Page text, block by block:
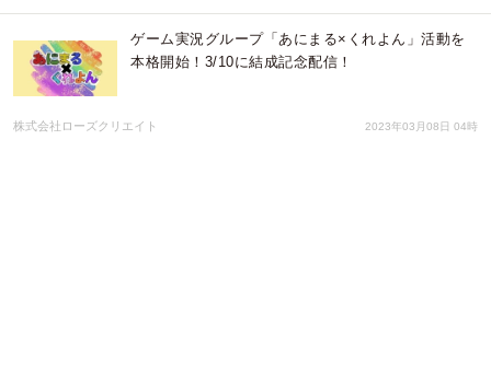
ゲーム実況グループ「あにまる×くれよん」活動を
本格開始！3/10に結成記念配信！
株式会社ローズクリエイト 2023年03月08日 04時